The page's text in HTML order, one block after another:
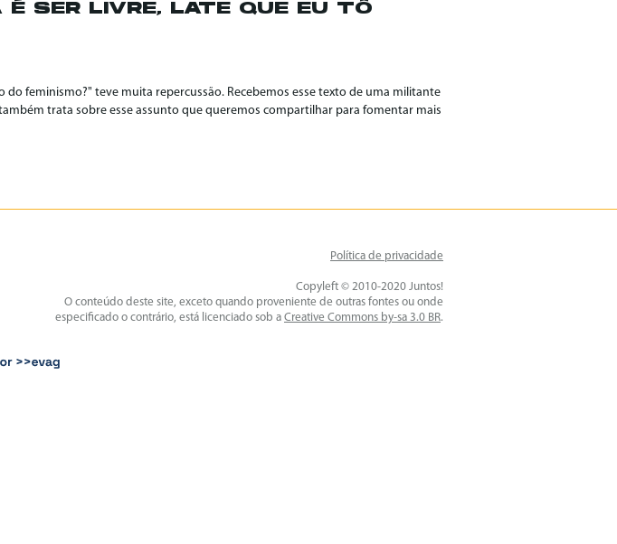
É SER LIVRE, LATE QUE EU TÔ
feminismo?" teve muita repercussão. Recebemos esse texto de uma militante
trata sobre esse assunto que queremos compartilhar para fomentar mais
Política de privacidade
Copyleft © 2010-2020 Juntos!
O conteúdo deste site, exceto quando proveniente de outras fontes ou onde
especificado o contrário, está licenciado sob a Creative Commons by-sa 3.0 BR.